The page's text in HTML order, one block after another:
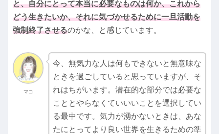
と、自分にとって本当に必要なものは何か、これから
どう生きたいか、それに気づかせるために一旦活動を
強制終了させるのかな、と感じています。
マコ
今、無気力な人は何もできないと無意味な
ときを過ごしていると思っていますが、そ
れはちがいます。潜在的な部分では必要な
こととやらなくていいいことを選択してい
る最中です。気力が湧かないときは、あな
たにとってより良い世界を生きるための準